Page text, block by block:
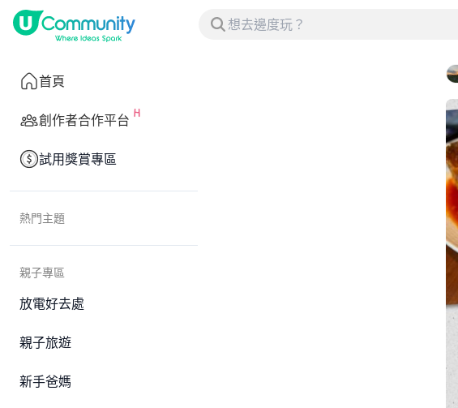
首頁
創作者合作平台
試用獎賞專區
熱門主題
親子專區
放電好去處
親子旅遊
新手爸媽